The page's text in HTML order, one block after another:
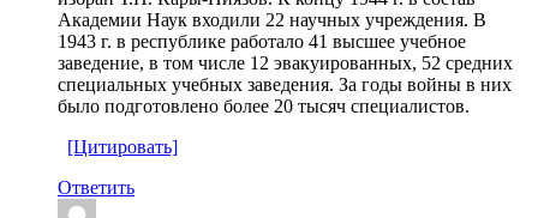
Академии Наук входили 22 научных учреждения. В
1943 г. в республике работало 41 высшее учебное
заведение, в том числе 12 эвакуированных, 52 средних
специальных учебных заведения. За годы войны в них
было подготовлено более 20 тысяч специалистов.
[Цитировать]
Ответить